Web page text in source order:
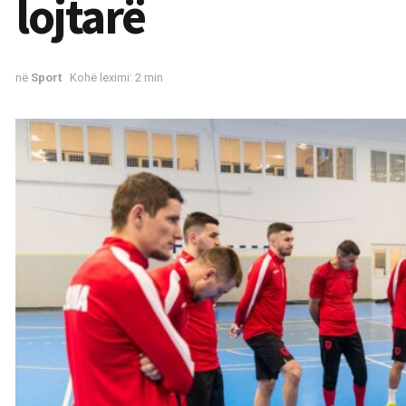
lojtarë
në Sport Kohë leximi: 2 min